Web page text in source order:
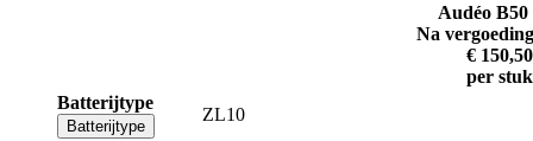
Audéo B50
Na
€ 150,50
per stuk
Batterijtype
Batterijtype
ZL10